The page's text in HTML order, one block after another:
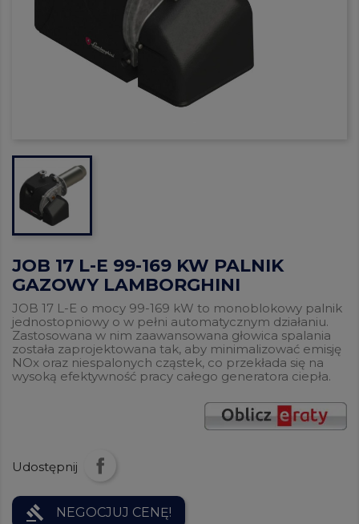
JOB 17 L-E 99-169 KW PALNIK
GAZOWY LAMBORGHINI
JOB 17 L-E o mocy 99-169 kW to monoblokowy palnik
jednostopniowy o w pełni automatycznym działaniu.
Zastosowana w nim zaawansowana głowica spalania
została zaprojektowana tak, aby minimalizować emisję
NOx oraz niespalonych cząstek, co przekłada się na
wysoką efektywność pracy całego generatora ciepła.
Udostępnij
gavel NEGOCJUJ CENĘ!